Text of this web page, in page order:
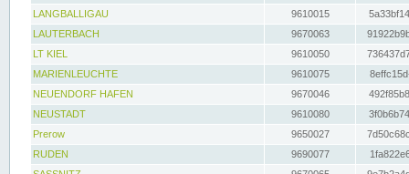
LANGBALLIGAU
9610015
LAUTERBACH
9670063
LT KIEL
9610050
MARIENLEUCHTE
9610075
NEUENDORF HAFEN
9670046
NEUSTADT
9610080
Prerow
9650027
RUDEN
9690077